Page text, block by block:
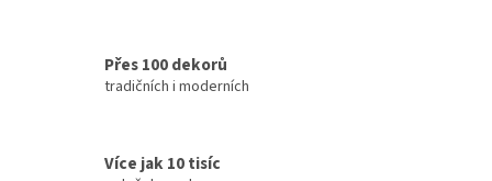
Přes 100 dekorů
tradičních i moderních
Více jak 10 tisíc